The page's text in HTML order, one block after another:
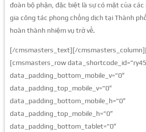
đoàn bộ phận, đặc biệt là sự có mặt của các
gia công tác phong chống dịch tại Thành
hoàn thành nhiệm vụ trở về.
[/cmsmasters_text][/
[cmsmasters_row
data_padding_bottom_mobile_v=”0″
data_padding_top_mobile_v=”0″
data_padding_bottom_mobile_h=”0″
data_padding_top_mobile_h=”0″
data_padding_bottom_tablet=”0″